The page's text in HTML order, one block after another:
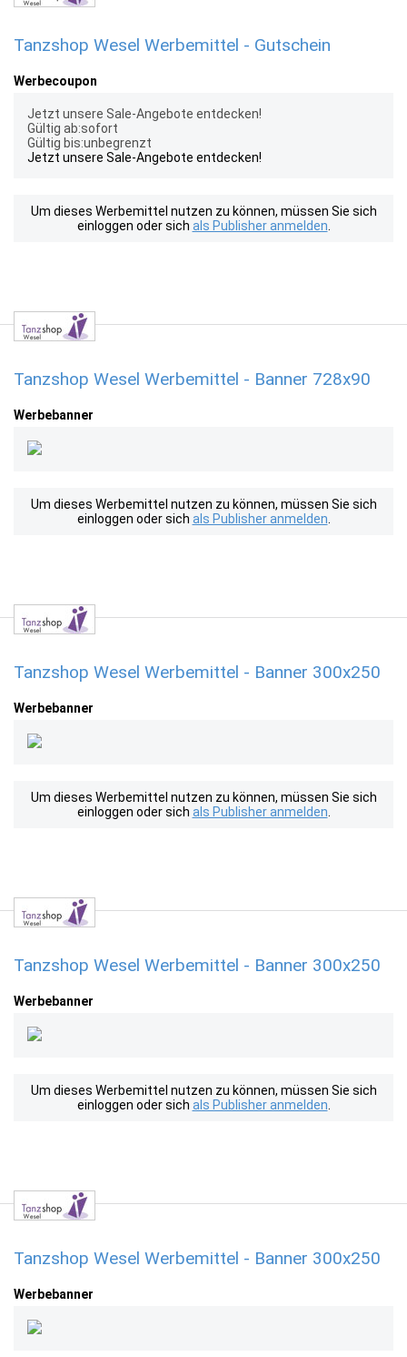
Tanzshop Wesel Werbemittel - Gutschein
Werbecoupon
Jetzt unsere Sale-Angebote entdecken!
Gültig ab:sofort
Gültig bis:unbegrenzt
Jetzt unsere Sale-Angebote entdecken!
Um dieses Werbemittel nutzen zu können, müssen Sie sich
einloggen oder sich als Publisher anmelden
Tanzshop Wesel Werbemittel - Banner 728x90
Werbebanner
Um dieses Werbemittel nutzen zu können, müssen Sie sich
einloggen oder sich als Publisher anmelden
Tanzshop Wesel Werbemittel - Banner 300x250
Werbebanner
Um dieses Werbemittel nutzen zu können, müssen Sie sich
einloggen oder sich als Publisher anmelden
Tanzshop Wesel Werbemittel - Banner 300x250
Werbebanner
Um dieses Werbemittel nutzen zu können, müssen Sie sich
einloggen oder sich als Publisher anmelden
Tanzshop Wesel Werbemittel - Banner 300x250
Werbebanner